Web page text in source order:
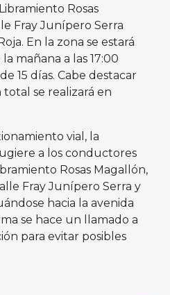
Rosas
Fray Junípero Serra
En la zona se estará
mañana a las 17:00
15 días. Cabe destacar
se realizará en
vial, la
a los conductores
Rosas Magallón,
Fray Junípero Serra y
hacia la avenida
se hace un llamado a
para evitar posibles